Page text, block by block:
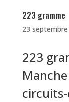
223 gramme
23 septembre
223